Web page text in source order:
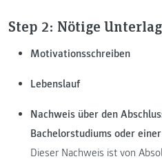
Step 2: Nötige
Motivationsschreiben
Lebenslauf
Nachweis über den
Bachelorstudiums oder
Dieser Nachweis ist von